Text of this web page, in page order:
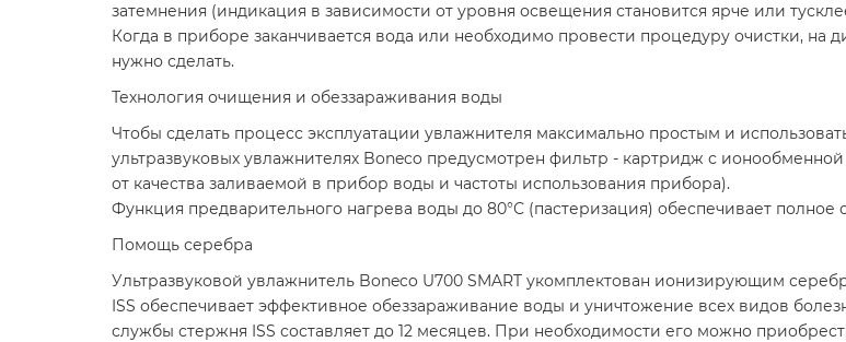
затемнения (индикация в зависимости от уровня освещения становится ярче или
Когда в приборе заканчивается вода или необходимо провести процедуру очистки, на
нужно сделать.
Технология очищения и обеззараживания воды
Чтобы сделать процесс эксплуатации увлажнителя максимально простым и
ультразвуковых увлажнителях Boneco предусмотрен фильтр - картридж с
от качества заливаемой в прибор воды и частоты использования прибора).
Функция предварительного нагрева воды до 80°С (пастеризация) обеспечивает
Помощь серебра
Ультразвуковой увлажнитель Boneco U700 SMART укомплектован ионизирующим
ISS обеспечивает эффективное обеззараживание воды и уничтожение всех видов
службы стержня ISS составляет до 12 месяцев. При необходимости его можно